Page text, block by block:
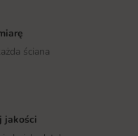
ściana
jakości